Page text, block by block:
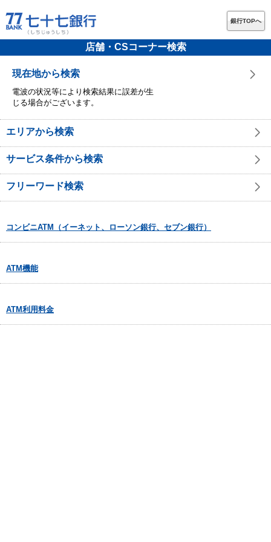
銀行TOPへ
店舗・CSコーナー検索
現在地から検索
電波の状況等により検索結果に誤差が生
じる場合がございます。
エリアから検索
サービス条件から検索
フリーワード検索
コンビニATM（イーネット、ローソン銀行、セブン銀行）
ATM機能
ATM利用料金